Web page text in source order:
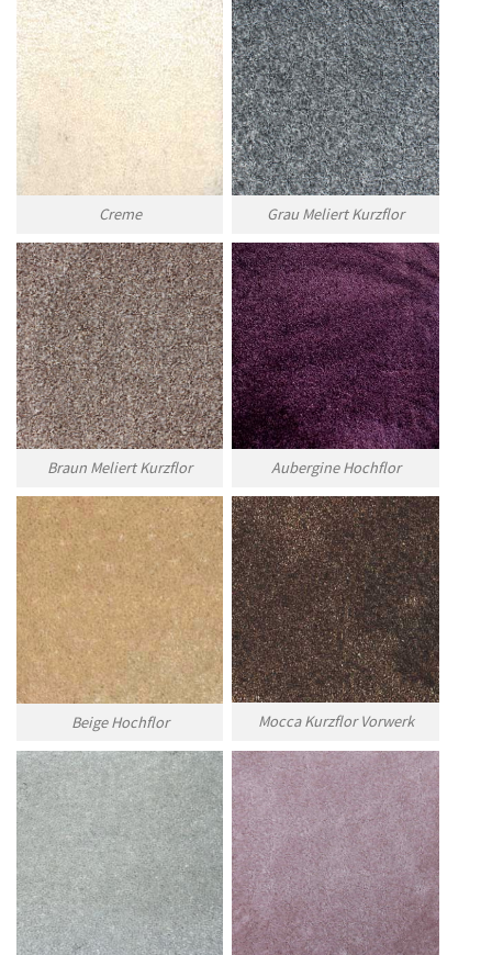
Creme Grau Meliert Kurzflor
Braun Meliert Kurzflor Aubergine Hochflor
Beige Hochflor Mocca Kurzflor Vorwerk